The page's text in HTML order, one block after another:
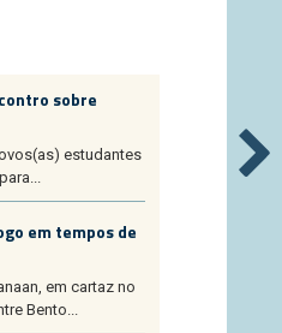
sobre
estudantes
em tempos de
em cartaz no
Bento...